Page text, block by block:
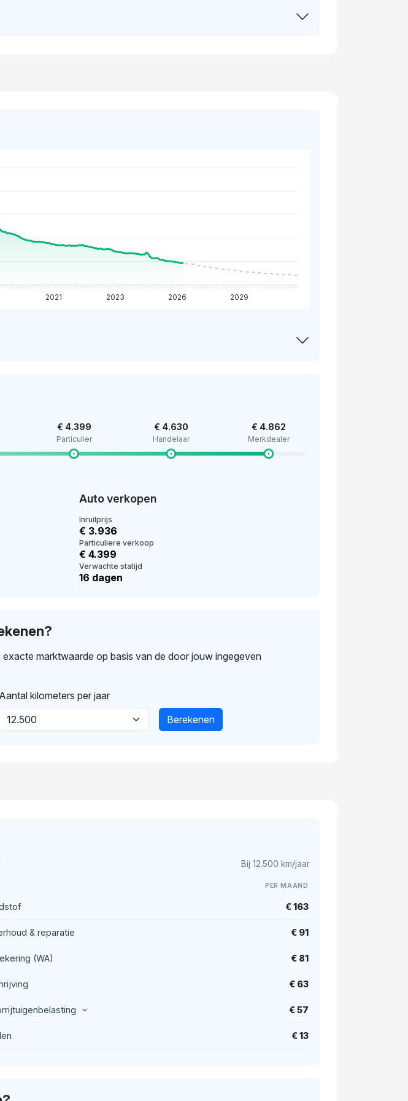
2021 2023 2026 2029
€ 4.399
Particulier
€ 4.630
Handelaar
€ 4.862
Merkdealer
Auto verkopen
Inruilprijs
€ 3.936
Particuliere verkoop
€ 4.399
Verwachte statijd
16 dagen
marktwaarde op basis van de door jouw ingegeven
Aantal kilometers per jaar
Berekenen
Bij 12.500 km/jaar
PER MAAND
€ 163
& reparatie € 91
(WA) € 81
€ 63
€ 57
€ 13